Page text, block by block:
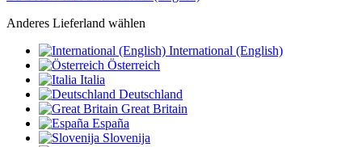
Anderes Lieferland wählen
International (English)
Österreich
Italia
Deutschland
Great Britain
España
Slovenija